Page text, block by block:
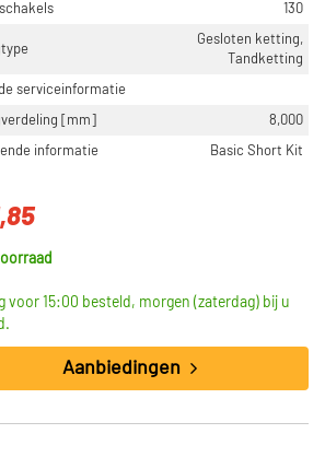
130
Gesloten ketting,
Tandketting
serviceinformatie
[mm]
8,000
informatie
Basic Short Kit
voor 15:00 besteld, morgen (zaterdag) bij u
Aanbiedingen